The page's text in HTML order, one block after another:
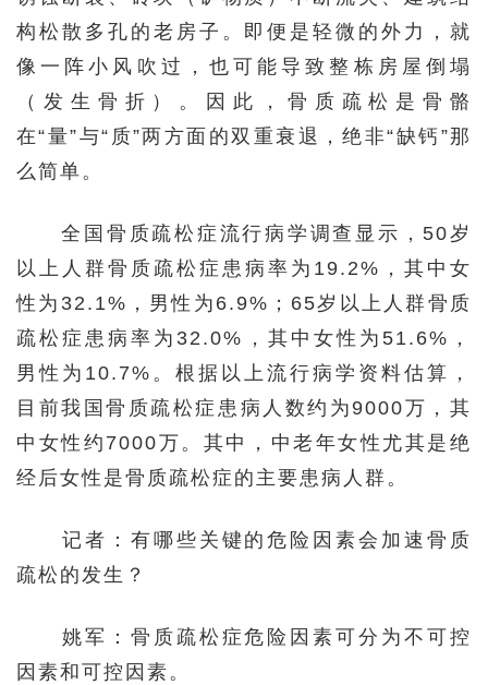
构松散多孔的老房子。即便是轻微的外力，就
像一阵小风吹过，也可能导致整栋房屋倒塌
（发生骨折）。因此，骨质疏松是骨骼
在“量”与“质”两方面的双重衰退，绝非“缺钙”那
么简单。
全国骨质疏松症流行病学调查显示，50岁
以上人群骨质疏松症患病率为19.2%，其中女
性为32.1%，男性为6.9%；65岁以上人群骨质
疏松症患病率为32.0%，其中女性为51.6%，
男性为10.7%。根据以上流行病学资料估算，
目前我国骨质疏松症患病人数约为9000万，其
中女性约7000万。其中，中老年女性尤其是绝
经后女性是骨质疏松症的主要患病人群。
记者：有哪些关键的危险因素会加速骨质
疏松的发生？
姚军：骨质疏松症危险因素可分为不可控
因素和可控因素。